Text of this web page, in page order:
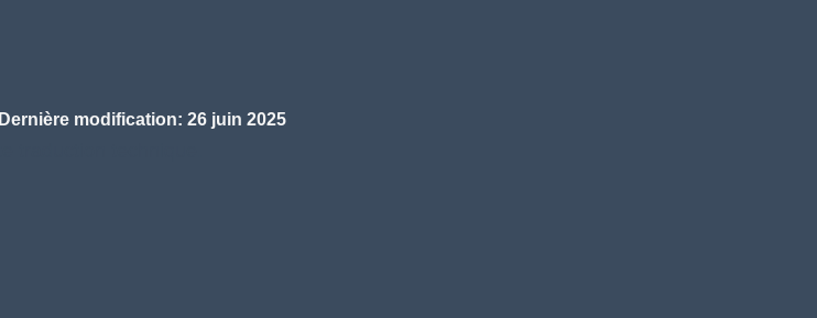
Dernière modification: 26 juin 2025